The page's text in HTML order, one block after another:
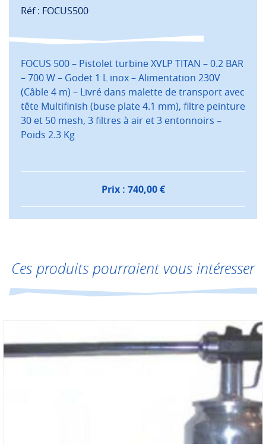
Réf : FOCUS500
FOCUS 500 – Pistolet turbine XVLP TITAN – 0.2 BAR
– 700 W – Godet 1 L inox – Alimentation 230V
(Câble 4 m) – Livré dans malette de transport avec
tête Multifinish (buse plate 4.1 mm), filtre peinture
30 et 50 mesh, 3 filtres à air et 3 entonnoirs –
Poids 2.3 Kg
Prix : 740,00€
Ces produits pourraient vous intéresser